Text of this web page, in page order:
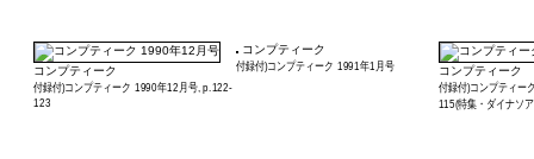
コンプティーク
付録付)コンプティーク 1990年12月号, p.122-
123
コンプティーク
付録付)コンプティーク 1991年1月号
コンプティーク
付録付)コンプティー
115(特集・ダイナソ